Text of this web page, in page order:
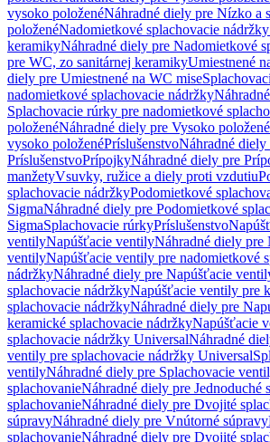
vysoko položenéNáhradné diely pre Nízko a
položenéNadomietkové splachovacie
keramikyNáhradné diely pre Nadomietkové
pre WC, zo sanitárnej keramikyUmiestnené
diely pre Umiestnené na WC mise
nadomietkové splachovacie nádržky
Splachovacie rúrky pre nadomietkové
položenéNáhradné diely pre Vysoko položené
vysoko položenéPríslušenstvoNáhradné diely
PríslušenstvoPrípojkyNáhradné diely pre
manžetyVsuvky, ružice a diely proti vzdutiu
splachovacie nádržkyPodomietkové
SigmaNáhradné diely pre Podomietkové
SigmaSplachovacie rúrkyPríslušenstvo
ventilyNapúšťacie ventilyNáhradné diely pre
ventilyNapúšťacie ventily pre nadomietkové
nádržkyNáhradné diely pre Napúšťacie
splachovacie nádržkyNapúšťacie ventily pre
splachovacie nádržkyNáhradné diely pre
keramické splachovacie nádržkyNapúšťacie
splachovacie nádržky UniversalNáhradné
ventily pre splachovacie nádržky Universal
ventilyNáhradné diely pre Splachovacie
splachovanieNáhradné diely pre Jednoduché
splachovanieNáhradné diely pre Dvojité
súpravyNáhradné diely pre Vnútorné súpravy
splachovanieNáhradné diely pre Dvojité